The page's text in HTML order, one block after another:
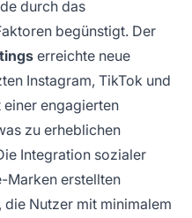
durch das
begünstigt. Der
erreichte neue
Instagram, TikTok und
engagierten
zu erheblichen
Integration sozialer
Marken erstellten
Nutzer mit minimalem